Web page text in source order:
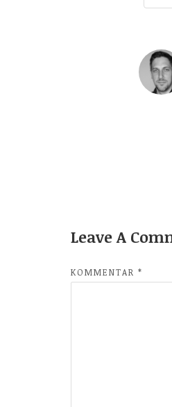
Leave A
KOMMENTAR *